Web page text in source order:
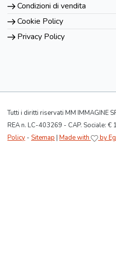
Condizioni di vendita
Cookie Policy
Privacy Policy
Tutti i diritti riservati MM IMMAGINE
REA n. LC-403269 - CAP. Sociale: €
Policy - Sitemap Made with by